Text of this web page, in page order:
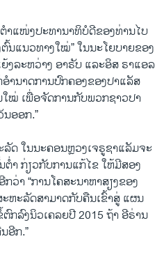
ຳແໜ່ງປະທານາທິບໍດີຂອງທ່ານໄບ
ນແນວທາງໃໝ່” ໃນນະໂຍບາຍຂອງ
ງລະຫວ່າງ ອາຣັບ ແລະອິສ ຣາແອລ
ຳນາດການປົກຄອງຂອງປາແລັສ
ໝ່ ເພື່ອຈັດການກັບພວກຊາວປາ
ອອກ.”
ດ ໃນນະຄອນຫຼວງເຈຣູຊາແລັມຈະ
ຳ ກ່ຽວກັບການແກ້ໄຂ ໃຫ້ມີສອງ
ວ່າ “ການໂຄສະນາຫາສຽງຂອງ
ຫະລັດສາມາດກັບຄືນເຂົ້າສູ່ ແຜນ
ກລົງນິວເຄລຍປີ 2015 ຖ້າ ອີຣ່ານ
ອີກ.”